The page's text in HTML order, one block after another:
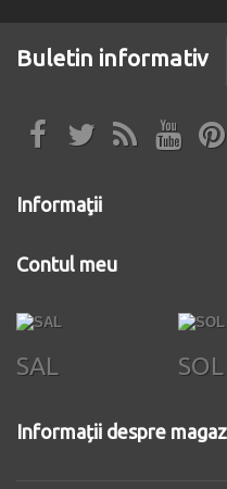
Buletin informativ
Informaţii
Contul meu
SAL SOL
Informații despre